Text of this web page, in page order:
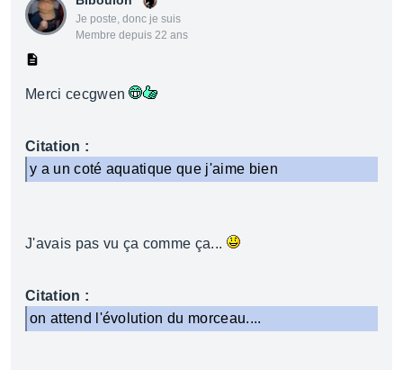
Je poste, donc je suis
Membre depuis 22 ans
Merci cecgwen
Citation :
y a un coté aquatique que j'aime bien
J'avais pas vu ça comme ça...
Citation :
on attend l'évolution du morceau....